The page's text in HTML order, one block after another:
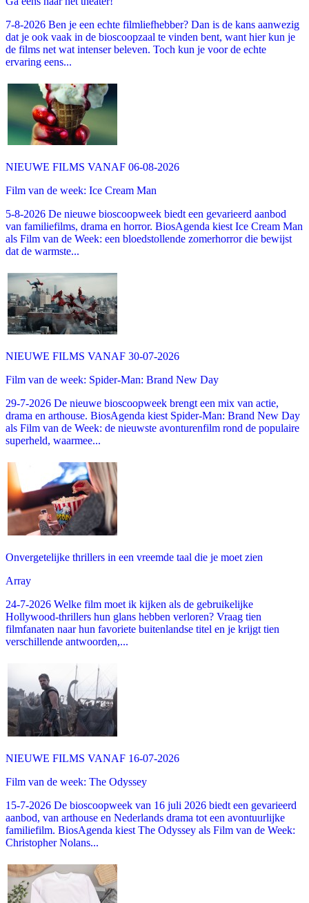
7-8-2026 Ben je een echte filmliefhebber? Dan is de kans aanwezig
dat je ook vaak in de bioscoopzaal te vinden bent, want hier kun je
de films net wat intenser beleven. Toch kun je voor de echte
ervaring eens...
NIEUWE FILMS VANAF 06-08-2026
Film van de week: Ice Cream Man
5-8-2026 De nieuwe bioscoopweek biedt een gevarieerd aanbod
van familiefilms, drama en horror. BiosAgenda kiest Ice Cream Man
als Film van de Week: een bloedstollende zomerhorror die bewijst
dat de warmste...
NIEUWE FILMS VANAF 30-07-2026
Film van de week: Spider-Man: Brand New Day
29-7-2026 De nieuwe bioscoopweek brengt een mix van actie,
drama en arthouse. BiosAgenda kiest Spider-Man: Brand New Day
als Film van de Week: de nieuwste avonturenfilm rond de populaire
superheld, waarmee...
Onvergetelijke thrillers in een vreemde taal die je moet zien
Array
24-7-2026 Welke film moet ik kijken als de gebruikelijke
Hollywood-thrillers hun glans hebben verloren? Vraag tien
filmfanaten naar hun favoriete buitenlandse titel en je krijgt tien
verschillende antwoorden,...
NIEUWE FILMS VANAF 16-07-2026
Film van de week: The Odyssey
15-7-2026 De bioscoopweek van 16 juli 2026 biedt een gevarieerd
aanbod, van arthouse en Nederlands drama tot een avontuurlijke
familiefilm. BiosAgenda kiest The Odyssey als Film van de Week:
Christopher Nolans...